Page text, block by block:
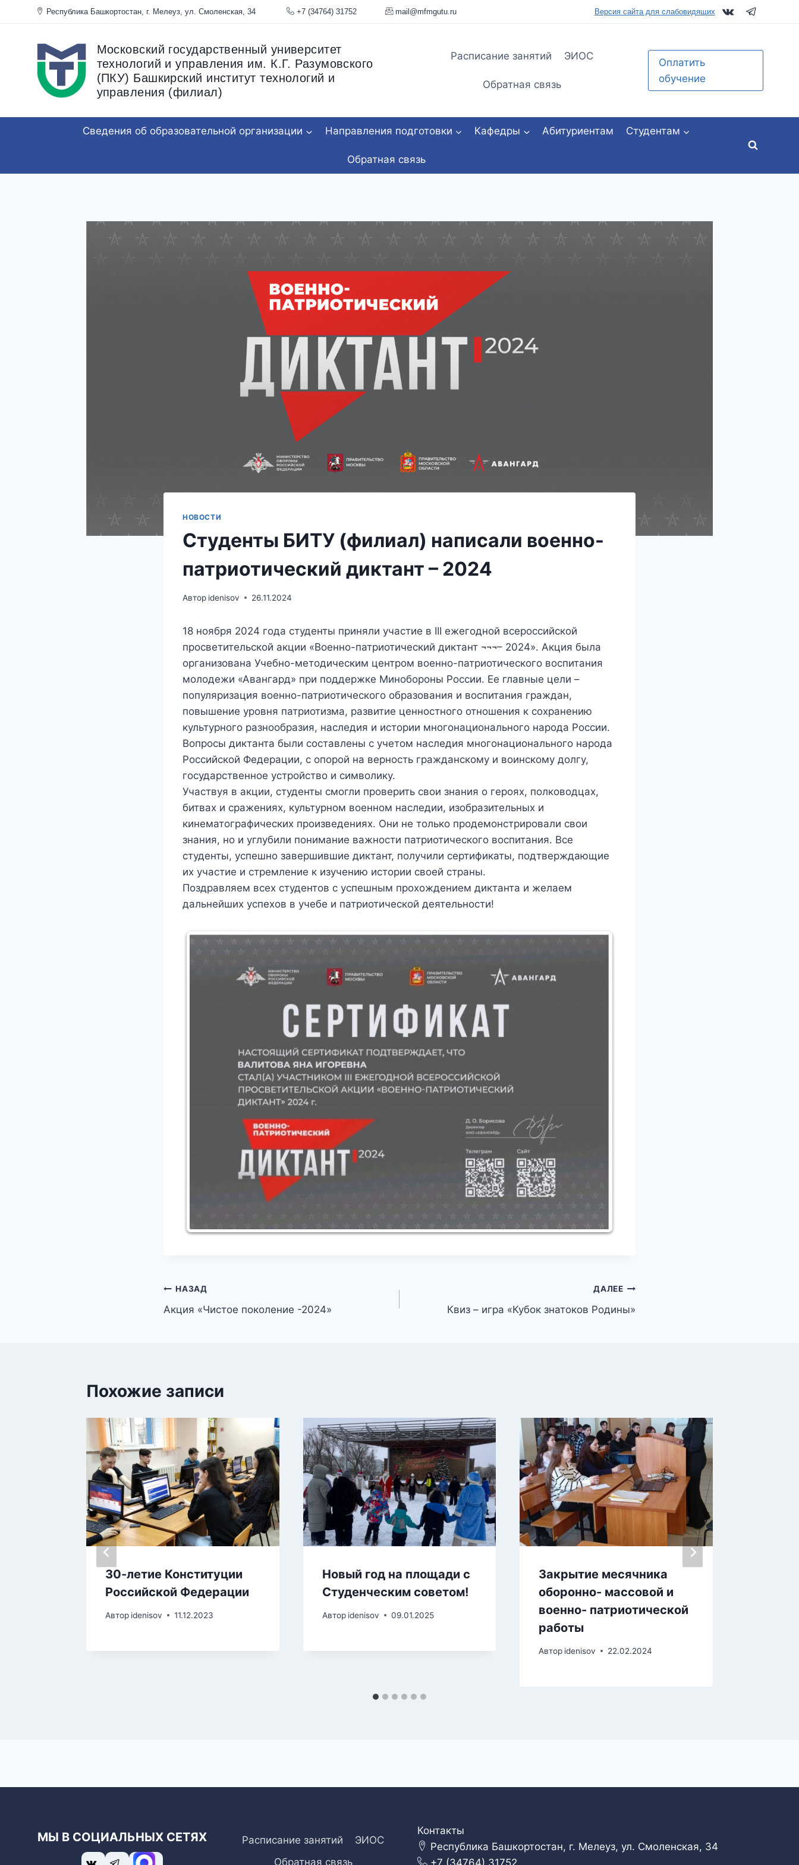
Перейти
Республика Башкортостан, г. Мелеуз, ул. Смоленская, 34 +7 (34764) 31752 mail@mfmgutu.ru Версия сайта для слабовидящих
Московский государственный университет
технологий и управления им. К.Г. Разумовского
(ПКУ) Башкирский институт технологий и
управления (филиал)
Расписание занятий ЭИОС
Обратная связь
Оплатить
обучение
Сведения об образовательной организации Направления подготовки Кафедры Абитуриентам Студентам
Обратная связь
НОВОСТИ
Студенты БИТУ (филиал) написали военно-
патриотический диктант – 2024
Автор idenisov 26.11.2024
18 ноября 2024 года студенты приняли участие в III ежегодной всероссийской
просветительской акции «Военно-патриотический диктант ¬¬¬– 2024». Акция была
организована Учебно-методическим центром военно-патриотического воспитания
молодежи «Авангард» при поддержке Минобороны России. Ее главные цели –
популяризация военно-патриотического образования и воспитания граждан,
повышение уровня патриотизма, развитие ценностного отношения к сохранению
культурного разнообразия, наследия и истории многонационального народа России.
Вопросы диктанта были составлены с учетом наследия многонационального народа
Российской Федерации, с опорой на верность гражданскому и воинскому долгу,
государственное устройство и символику.
Участвуя в акции, студенты смогли проверить свои знания о героях, полководцах,
битвах и сражениях, культурном военном наследии, изобразительных и
кинематографических произведениях. Они не только продемонстрировали свои
знания, но и углубили понимание важности патриотического воспитания. Все
студенты, успешно завершившие диктант, получили сертификаты, подтверждающие
их участие и стремление к изучению истории своей страны.
Поздравляем всех студентов с успешным прохождением диктанта и желаем
дальнейших успехов в учебе и патриотической деятельности!
Навигация
по
НАЗАД
Акция «Чистое поколение -2024»
ДАЛЕЕ
Квиз – игра «Кубок знатоков Родины»
Похожие записи
30-летие Конституции
Российской Федерации
Автор idenisov 11.12.2023
Новый год на площади с
Студенческим советом!
Автор idenisov 09.01.2025
Закрытие месячника
оборонно- массовой и
военно- патриотической
работы
Автор idenisov 22.02.2024
МЫ В СОЦИАЛЬНЫХ СЕТЯХ Расписание занятий
ЭИОС
Обратная связь
Контакты
Республика Башкортостан, г. Мелеуз, ул. Смоленская, 34